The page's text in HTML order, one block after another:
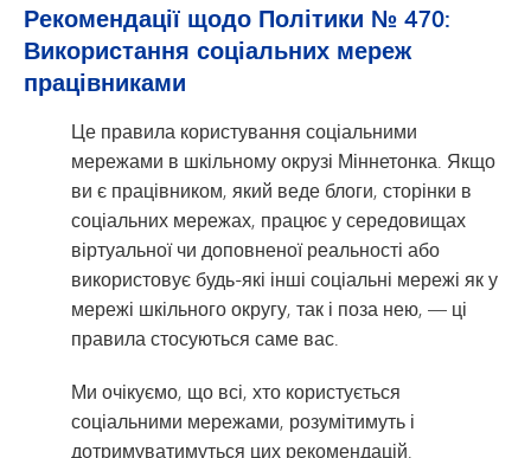
Рекомендації щодо Політики № 470:
Використання соціальних мереж
працівниками
Це правила користування соціальними
мережами в шкільному окрузі Міннетонка. Якщо
ви є працівником, який веде блоги, сторінки в
соціальних мережах, працює у середовищах
віртуальної чи доповненої реальності або
використовує будь-які інші соціальні мережі як у
мережі шкільного округу, так і поза нею, — ці
правила стосуються саме вас.
Ми очікуємо, що всі, хто користується
соціальними мережами, розумітимуть і
дотримуватимуться цих рекомендацій.